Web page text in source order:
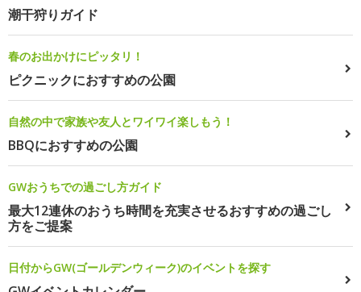
潮干狩りガイド
春のお出かけにピッタリ！
ピクニックにおすすめの公園
自然の中で家族や友人とワイワイ楽しもう！
BBQにおすすめの公園
GWおうちでの過ごし方ガイド
最大12連休のおうち時間を充実させるおすすめの過ごし
方をご提案
日付からGW(ゴールデンウィーク)のイベントを探す